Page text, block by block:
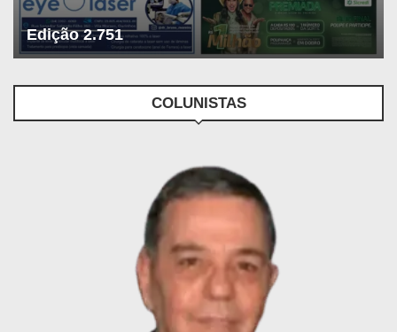
Edição 2.751
COLUNISTAS